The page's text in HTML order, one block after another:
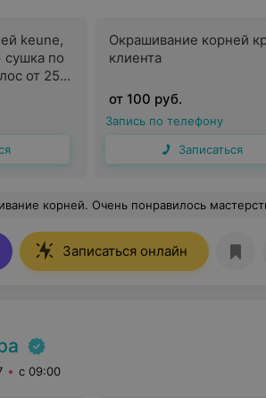
keune,
сушка по
от 25
Окрашивание корней
клиента
от 100 руб.
Запись по телефону
Записаться
мастерство Ольги. Великолепно справилась с нетривиальной задачей. Цвет получился максимально
Записаться онлайн
с 09:00